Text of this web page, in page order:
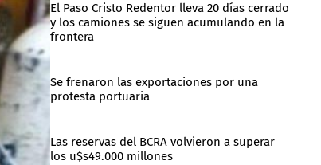
El Paso Cristo Redentor lleva 20 días cerrado
y los camiones se siguen acumulando en la
frontera
Se frenaron las exportaciones por una
protesta portuaria
Las reservas del BCRA volvieron a superar
los u$s49.000 millones